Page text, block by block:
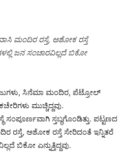
ಮಂದಿರ ರಸ್ತೆ, ಅಶೋಕ ರಸ್ತೆ
ಜನ ಸಂಚಾರವಿಲ್ಲದೆ ಬಿಕೋ
ಸಿನೆಮಾ ಮಂದಿರ, ಪೆಟ್ರೋಲ್
ಮುಚ್ಚಿದ್ದವು.
ಸಂಪೂರ್ಣವಾಗಿ ಸ್ತಬ್ಧಗೊಂಡಿತ್ತು. ಪಟ್ಟಣದ
ರಸ್ತೆ, ಅಶೋಕ ರಸ್ತೆ ಸೇರಿದಂತೆ ಇನ್ನಿತರೆ
ಬಿಕೋ ಎನ್ನುತ್ತಿದ್ದವು.